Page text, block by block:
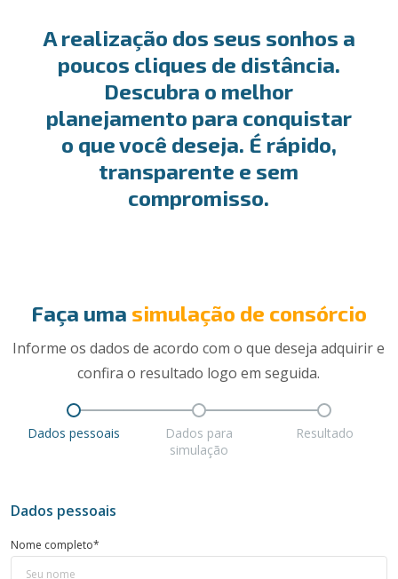
A realização dos seus sonhos a
poucos cliques de distância.
Descubra o melhor
planejamento para conquistar
o que você deseja. É rápido,
transparente e sem
compromisso.
Faça uma simulação de consórcio
Informe os dados de acordo com o que deseja adquirir e
confira o resultado logo em seguida.
Dados pessoais
Dados para
simulação
Resultado
Dados pessoais
Nome completo*